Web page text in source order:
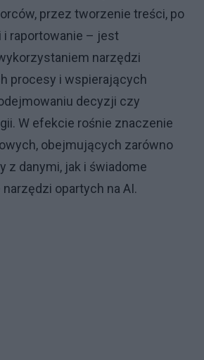
przez tworzenie treści, po
i raportowanie – jest
narzędzi
procesy i wspierających
decyzji czy
W efekcie rośnie znaczenie
obejmujących zarówno
z danymi, jak i świadome
opartych na AI.